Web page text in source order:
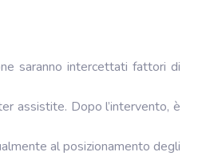
saranno intercettati fattori di
assistite. Dopo l’intervento, è
al posizionamento degli